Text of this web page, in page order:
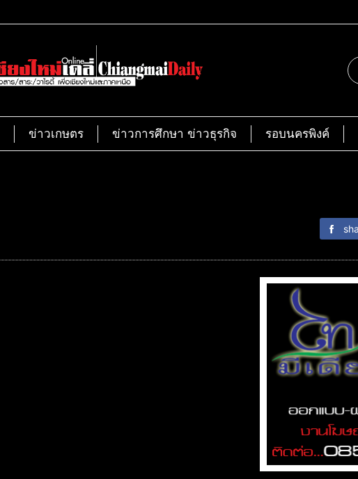
ข่าวเกษตร ข่าวการศึกษา ข่าวธุรกิจ รอบนครพิงค์